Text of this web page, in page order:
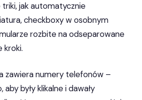
jak automatycznie
checkboxy w osobnym
rozbite na odseparowane
kroki.
zawiera numery telefonów –
były klikalne i dawały